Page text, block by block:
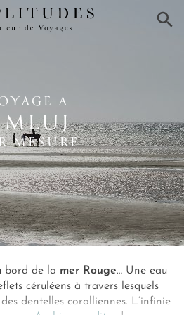
A
MESURE
bord de la mer Rouge… Une eau
céruléens à travers lesquels
dentelles coralliennes. L’infinie